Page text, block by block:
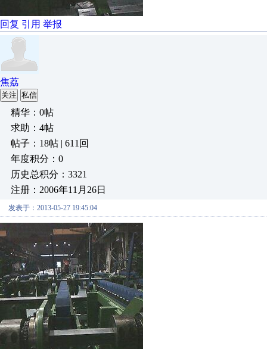
回复 引用 举报
焦荔
关注 私信
精华：0帖
求助：4帖
帖子：18帖 | 611回
年度积分：0
历史总积分：3321
注册：2006年11月26日
发表于：2013-05-27 19:45:04